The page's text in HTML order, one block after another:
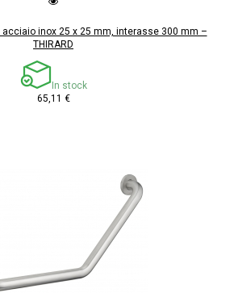
acciaio inox 25 x 25 mm, interasse 300 mm –
THIRARD
In stock
65,11 €